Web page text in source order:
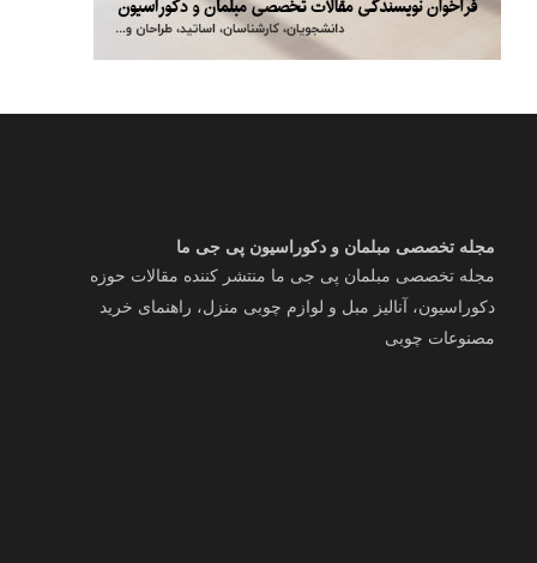
مجله تخصصی مبلمان و دکوراسیون پی جی ما
مجله تخصصی مبلمان پی جی ما منتشر کننده مقالات حوزه
دکوراسیون، آنالیز مبل و لوازم چوبی منزل، راهنمای خرید
مصنوعات چوبی